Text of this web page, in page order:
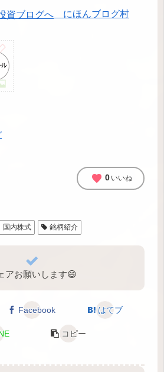
にほんブログ村
favorite 0 いいね
国内株式 銘柄紹介
アお願いします😄
Facebook はてブ
コピー